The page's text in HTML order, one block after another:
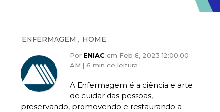
ENFERMAGEM , HOME
Por ENIAC em Feb 8, 2023 12:00:00
AM |6 min de leitura
A Enfermagem é a ciência e arte
de cuidar das pessoas,
preservando, promovendo e restaurando a